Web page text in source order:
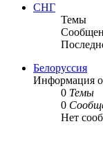
СНГ
Темы
Белоруссия
Информация
0 Темы
0
Нет